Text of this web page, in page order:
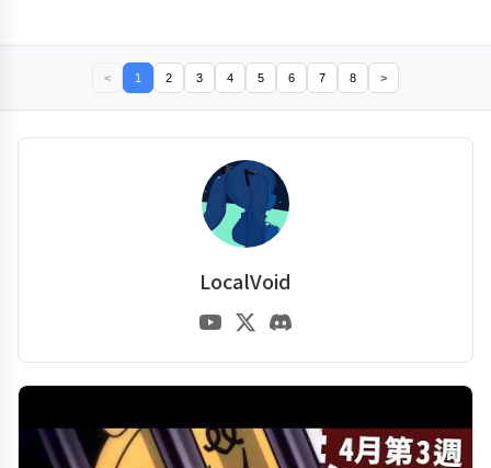
< 1 2 3 4 5 6 7 8 >
LocalVoid